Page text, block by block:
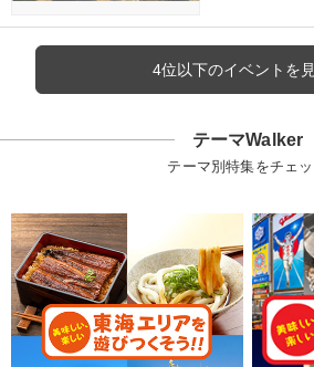
4位以下のイベントを
テーマWalker
テーマ別特集をチェッ